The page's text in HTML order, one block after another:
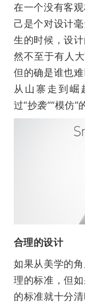
心
GAIR
专
题
在一个没有客
己是个对设计
生的时候，设
然不至于有人
但的确是谁也
从山寨走到崛
过“抄袭”“模仿”
合理的设计
如果从美学的
理的标准，但
的标准就十分